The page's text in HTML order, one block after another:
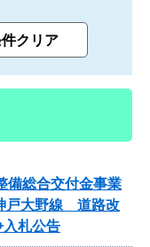
備総合交付金事業
戸大野線 道路改
入札公告